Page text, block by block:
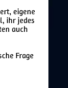
eigene
ihr jedes
auch
Frage